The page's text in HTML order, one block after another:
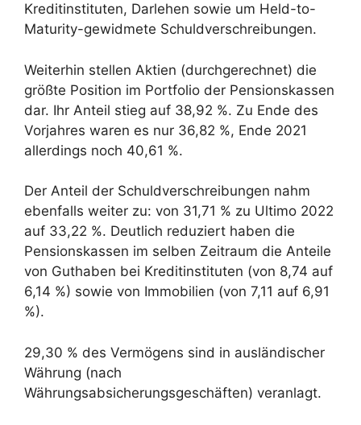
Kreditinstituten, Darlehen sowie um Held-to-
Maturity-gewidmete Schuldverschreibungen.
Weiterhin stellen Aktien (durchgerechnet) die
größte Position im Portfolio der Pensionskassen
dar. Ihr Anteil stieg auf 38,92 %. Zu Ende des
Vorjahres waren es nur 36,82 %, Ende 2021
allerdings noch 40,61 %.
Der Anteil der Schuldverschreibungen nahm
ebenfalls weiter zu: von 31,71 % zu Ultimo 2022
auf 33,22 %. Deutlich reduziert haben die
Pensionskassen im selben Zeitraum die Anteile
von Guthaben bei Kreditinstituten (von 8,74 auf
6,14 %) sowie von Immobilien (von 7,11 auf 6,91
%).
29,30 % des Vermögens sind in ausländischer
Währung (nach
Währungsabsicherungsgeschäften) veranlagt.